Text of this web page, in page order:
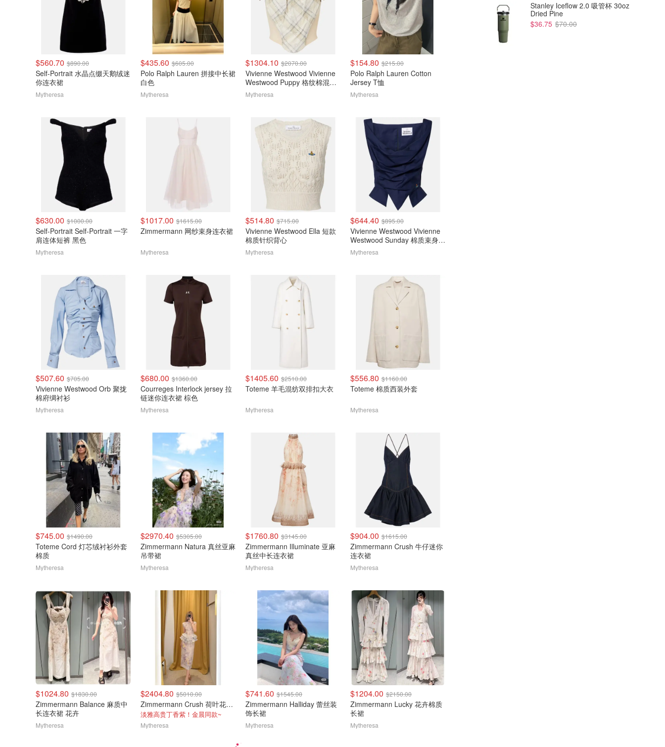
$560.70 $890.00
Self-Portrait 水晶点缀天鹅绒迷
你连衣裙
Mytheresa
$435.60 $605.00
Polo Ralph Lauren 拼接中长裙
白色
Mytheresa
$1304.10 $2070.00
Vivienne Westwood Vivienne
Westwood Puppy 格纹棉混纺
上衣
Mytheresa
$154.80 $215.00
Polo Ralph Lauren Cotton
Jersey T恤
Mytheresa
$630.00 $1000.00
Self-Portrait Self-Portrait 一字
肩连体短裤 黑色
Mytheresa
$1017.00 $1615.00
Zimmermann 网纱束身连衣裙
Mytheresa
$514.80 $715.00
Vivienne Westwood Ella 短款
棉质针织背心
Mytheresa
$644.40 $895.00
Vivienne Westwood Vivienne
Westwood Sunday 棉质束身上
衣
Mytheresa
$507.60 $705.00
Vivienne Westwood Orb 聚拢
棉府绸衬衫
Mytheresa
$680.00 $1360.00
Courreges Interlock jersey 拉
链迷你连衣裙 棕色
Mytheresa
$1405.60 $2510.00
Toteme 羊毛混纺双排扣大衣
Mytheresa
$556.80 $1160.00
Toteme 棉质西装外套
Mytheresa
$745.00 $1490.00
Toteme Cord 灯芯绒衬衫外套
棉质
Mytheresa
$2970.40 $5305.00
Zimmermann Natura 真丝亚麻
吊带裙
Mytheresa
$1760.80 $3145.00
Zimmermann Illuminate 亚麻
真丝中长连衣裙
Mytheresa
$904.00 $1615.00
Zimmermann Crush 牛仔迷你
连衣裙
Mytheresa
$1024.80 $1830.00
Zimmermann Balance 麻质中
长连衣裙 花卉
Mytheresa
$2404.80 $5010.00
Zimmermann Crush 荷叶花边丝麻中裙
淡雅高贵丁香紫！金晨同款~
Mytheresa
$741.60 $1545.00
Zimmermann Halliday 蕾丝装
饰长裙
Mytheresa
$1204.00 $2150.00
Zimmermann Lucky 花卉棉质
长裙
Mytheresa
Stanley Iceflow 2.0 吸管杯 30oz
Dried Pine
$36.75 $70.00